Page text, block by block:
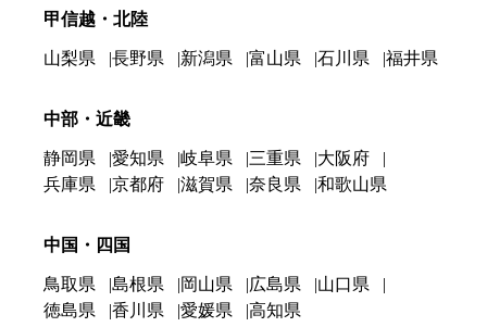
甲信越・北陸
山梨県 長野県 新潟県 富山県 石川県 福井県
中部・近畿
静岡県 愛知県 岐阜県 三重県
大阪府
兵庫県
京都府 滋賀県 奈良県 和歌山県
中国・四国
鳥取県 島根県 岡山県 広島県
山口県
徳島県
香川県 愛媛県 高知県